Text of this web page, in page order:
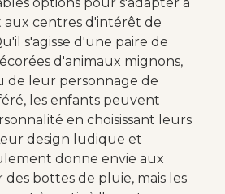
aux centres d'intérêt de
s'agisse d'une paire de
d'animaux mignons,
de leur personnage de
les enfants peuvent
en choisissant leurs
design ludique et
donne envie aux
bottes de pluie, mais les